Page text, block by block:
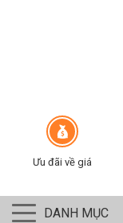
Ưu đãi về giá
DANH MỤC